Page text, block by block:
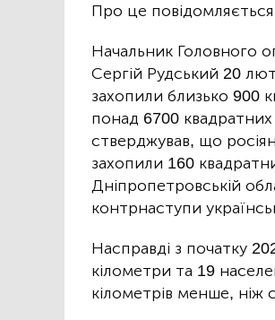
Про це повідомляється
Начальник Головного
Сергій Рудський 20
захопили близько 900
понад 6700 квадратних
стверджував, що
захопили 160
Дніпропетровській
контрнаступи
Насправді з початку
кілометри та 19
кілометрів менше, ніж